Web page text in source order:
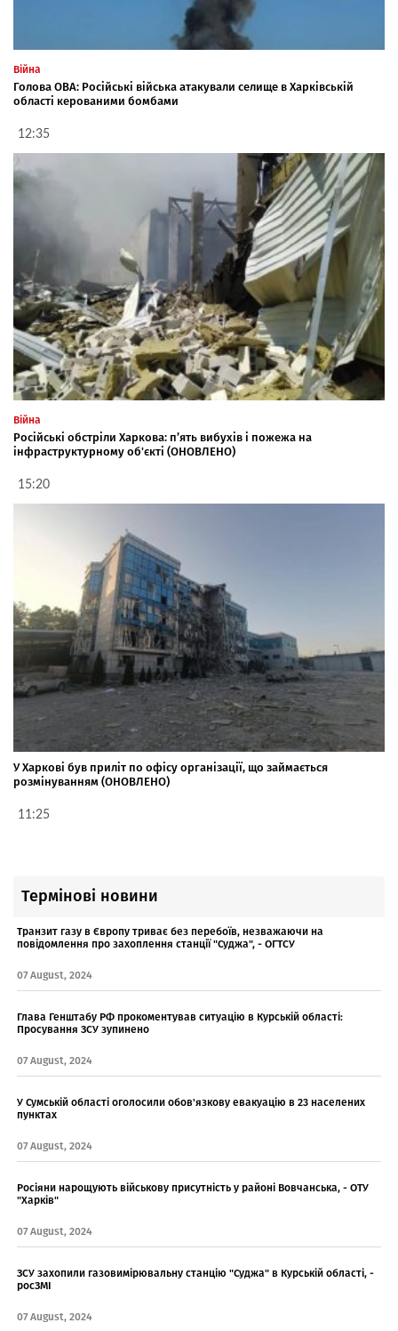
Війна
Голова ОВА: Російські війська атакували селище в Харківській
області керованими бомбами
12:35
Війна
Російські обстріли Харкова: п’ять вибухів і пожежа на
інфраструктурному об'єкті (ОНОВЛЕНО)
15:20
У Харкові був приліт по офісу організації, що займається
розмінуванням (ОНОВЛЕНО)
11:25
Термінові новини
Транзит газу в Європу триває без перебоїв, незважаючи на
повідомлення про захоплення станції "Суджа", - ОГТСУ
07 August, 2024
Глава Генштабу РФ прокоментував ситуацію в Курській області:
Просування ЗСУ зупинено
07 August, 2024
У Сумській області оголосили обов'язкову евакуацію в 23 населених
пунктах
07 August, 2024
Росіяни нарощують військову присутність у районі Вовчанська, - ОТУ
"Харків"
07 August, 2024
ЗСУ захопили газовимірювальну станцію "Суджа" в Курській області, -
росЗМІ
07 August, 2024